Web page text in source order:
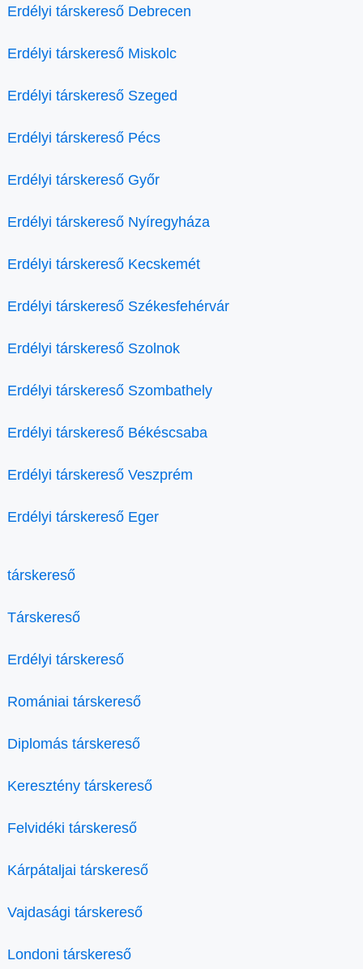
Erdélyi társkereső Debrecen
Erdélyi társkereső Miskolc
Erdélyi társkereső Szeged
Erdélyi társkereső Pécs
Erdélyi társkereső Győr
Erdélyi társkereső Nyíregyháza
Erdélyi társkereső Kecskemét
Erdélyi társkereső Székesfehérvár
Erdélyi társkereső Szolnok
Erdélyi társkereső Szombathely
Erdélyi társkereső Békéscsaba
Erdélyi társkereső Veszprém
Erdélyi társkereső Eger
társkereső
Társkereső
Erdélyi társkereső
Romániai társkereső
Diplomás társkereső
Keresztény társkereső
Felvidéki társkereső
Kárpátaljai társkereső
Vajdasági társkereső
Londoni társkereső